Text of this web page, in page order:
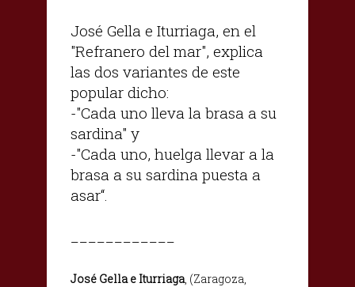
José Gella e Iturriaga, en el
"Refranero del mar", explica
las dos variantes de este
popular dicho:
-"Cada uno lleva la brasa a su
sardina" y
-"Cada uno, huelga llevar a la
brasa a su sardina puesta a
asar“.
José Gella e Iturriaga, (Zaragoza,